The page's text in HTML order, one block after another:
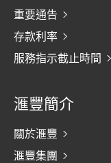
重要通告
存款利率
服務指示截止時間
滙豐簡介
關於滙豐
滙豐集團